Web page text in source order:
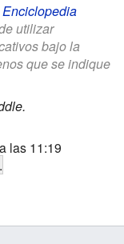
Enciclopedia
utilizar
bajo la
que se indique
las 11:19
.